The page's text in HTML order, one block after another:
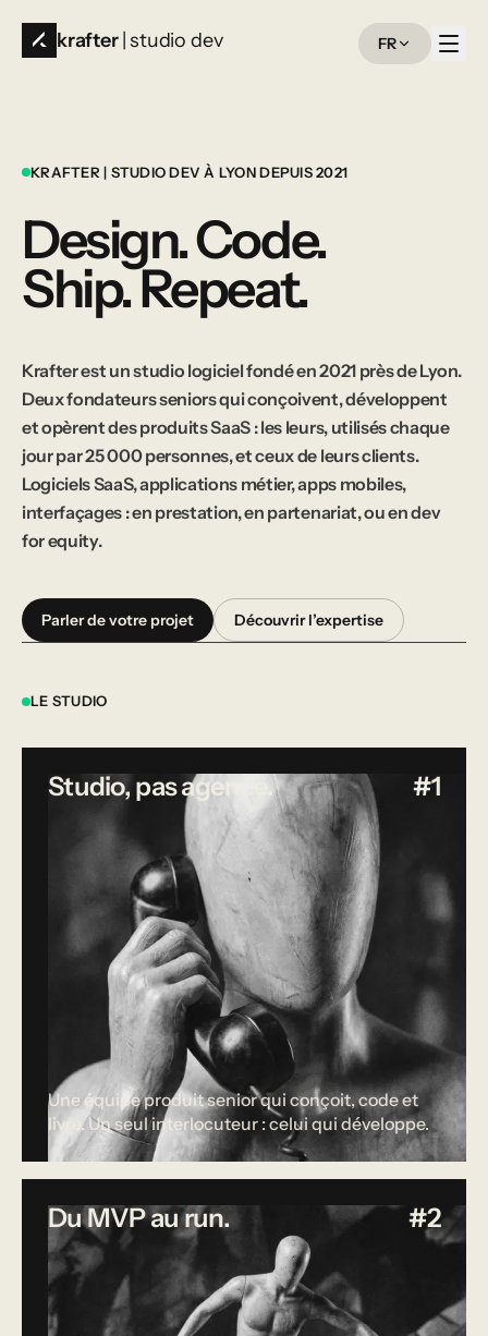
krafter | studio dev FR
KRAFTER | STUDIO DEV À LYON DEPUIS 2021
Design.Code.
Ship.Repeat.
Krafter est un studio logiciel fondé en 2021 près de Lyon.
Deux fondateurs seniors qui conçoivent, développent
et opèrent des produits SaaS : les leurs, utilisés chaque
jour par 25 000 personnes, et ceux de leurs clients.
Logiciels SaaS, applications métier, apps mobiles,
interfaçages : en prestation, en partenariat, ou en dev
for equity.
Parler de votre projet Découvrir l’expertise
LE STUDIO
Studio, pas agence. #1
Une équipe produit senior qui conçoit, code et
livre. Un seul interlocuteur : celui qui développe.
Du MVP au run. #2